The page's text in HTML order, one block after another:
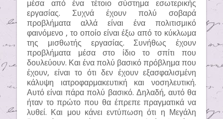
μέσα από ένα τέτοιο σύστημα εσωτερικής
εργασίας. Συχνά έχουν πολύ σοβαρά
προβλήματα αλλά είναι ένα πολιτισμικό
φαινόμενο , το οποίο είναι έξω από το κύκλωμα
της μισθωτής εργασίας. Συνήθως έχουν
προβλήματα μέσα στο ίδιο το σπίτι που
δουλεύουν. Και ένα πολύ βασικό πρόβλημα που
έχουν, είναι το ότι δεν έχουν εξασφαλισμένη
κάλυψη ιατροφαρμακευτική και νοσηλευτική.
Αυτό είναι πάρα πολύ βασικό. Δηλαδή, αυτό θα
ήταν το πρώτο που θα έπρεπε πραγματικά να
λυθεί. Και μου κάνει εντύπωση ότι η Μεγάλη